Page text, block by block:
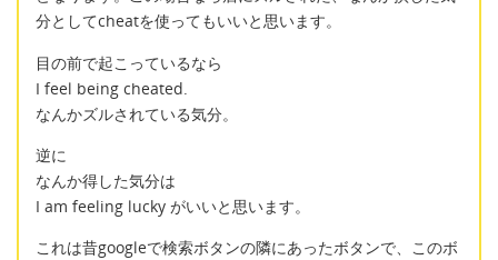
分としてcheatを使ってもいいと思います。
目の前で起こっているなら
I feel being cheated.
なんかズルされている気分。
逆に
なんか得した気分は
I am feeling lucky がいいと思います。
これは昔googleで検索ボタンの隣にあったボタンで、このボ